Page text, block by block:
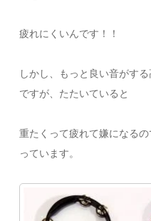
疲れにくいんです！！
しかし、もっと良い音がす
ですが、たたいていると
重たくって疲れて嫌になる
っています。